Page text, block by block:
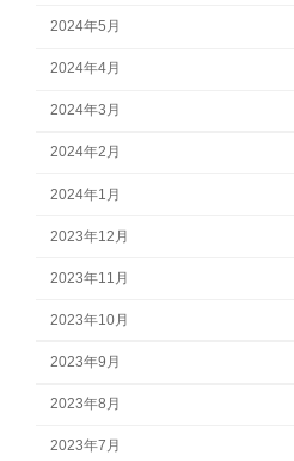
2024年5月
2024年4月
2024年3月
2024年2月
2024年1月
2023年12月
2023年11月
2023年10月
2023年9月
2023年8月
2023年7月